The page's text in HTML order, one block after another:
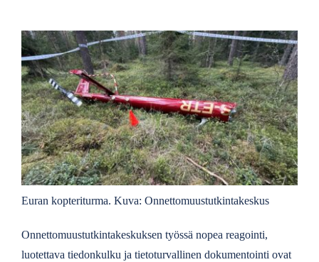
Euran kopteriturma. Kuva: Onnettomuustutkintakeskus
Onnettomuustutkintakeskuksen työssä nopea reagointi,
luotettava tiedonkulku ja tietoturvallinen dokumentointi ovat